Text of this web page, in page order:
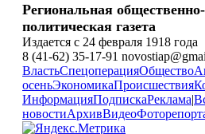
Региональная общественно-
политическая газета
Издается с 24 февраля 1918 года
8 (41-62) 35-17-91
ВластьСпецоперацияОбщество
осеньЭкономикаПроисшествия
ИнформацияПодпискаРеклама|
новостиАрхивВидео